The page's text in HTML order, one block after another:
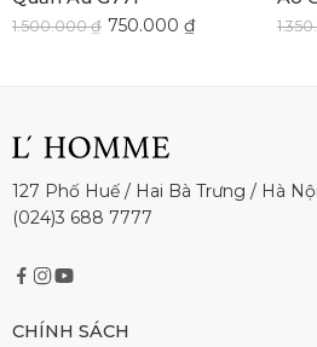
1.500.000₫ 750.000 ₫
127 Phố Huế / Hai Bà Trưng / Hà
(024)3 688 7777
CHÍNH SÁCH